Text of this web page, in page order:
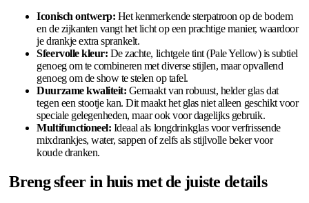
Iconisch ontwerp: Het kenmerkende sterpatroon op de bodem
en de zijkanten vangt het licht op een prachtige manier, waardoor
je drankje extra sprankelt.
Sfeervolle kleur: De zachte, lichtgele tint (Pale Yellow) is subtiel
genoeg om te combineren met diverse stijlen, maar opvallend
genoeg om de show te stelen op tafel.
Duurzame kwaliteit: Gemaakt van robuust, helder glas dat
tegen een stootje kan. Dit maakt het glas niet alleen geschikt voor
speciale gelegenheden, maar ook voor dagelijks gebruik.
Multifunctioneel: Ideaal als longdrinkglas voor verfrissende
mixdrankjes, water, sappen of zelfs als stijlvolle beker voor
koude dranken.
Breng sfeer in huis met de juiste details